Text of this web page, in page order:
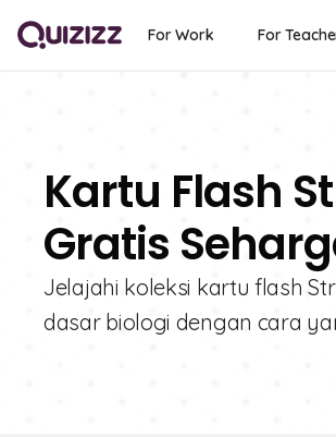
For Work For
Kartu Flash
Gratis
Jelajahi koleksi kartu flash
dasar biologi dengan cara